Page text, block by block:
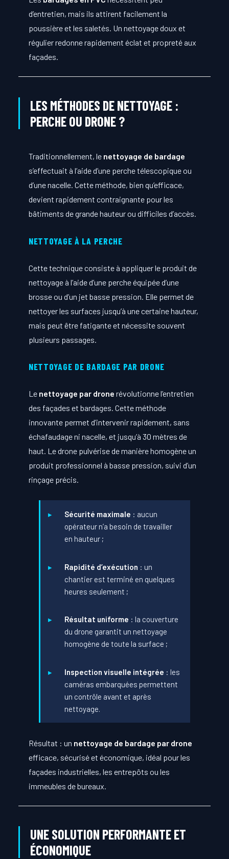
d’entretien, mais ils attirent facilement la
poussière et les saletés. Un nettoyage doux et
régulier redonne rapidement éclat et propreté aux
façades.
LES MÉTHODES DE NETTOYAGE :
PERCHE OU DRONE ?
Traditionnellement, le nettoyage de bardage
s’effectuait à l’aide d’une perche télescopique ou
d’une nacelle. Cette méthode, bien qu’efficace,
devient rapidement contraignante pour les
bâtiments de grande hauteur ou difficiles d’accès.
NETTOYAGE À LA PERCHE
Cette technique consiste à appliquer le produit de
nettoyage à l’aide d’une perche équipée d’une
brosse ou d’un jet basse pression. Elle permet de
nettoyer les surfaces jusqu’à une certaine hauteur,
mais peut être fatigante et nécessite souvent
plusieurs passages.
NETTOYAGE DE BARDAGE PAR DRONE
Le nettoyage par drone révolutionne l’entretien
des façades et bardages. Cette méthode
innovante permet d’intervenir rapidement, sans
échafaudage ni nacelle, et jusqu’à 30 mètres de
haut. Le drone pulvérise de manière homogène un
produit professionnel à basse pression, suivi d’un
rinçage précis.
Sécurité maximale : aucun
opérateur n’a besoin de travailler
en hauteur ;
Rapidité d’exécution : un
chantier est terminé en quelques
heures seulement ;
Résultat uniforme : la couverture
du drone garantit un nettoyage
homogène de toute la surface ;
Inspection visuelle intégrée : les
caméras embarquées permettent
un contrôle avant et après
nettoyage.
Résultat : un nettoyage de bardage par drone
efficace, sécurisé et économique, idéal pour les
façades industrielles, les entrepôts ou les
immeubles de bureaux.
UNE SOLUTION PERFORMANTE ET
ÉCONOMIQUE